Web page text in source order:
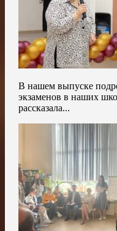
В нашем выпуске
экзаменов в наших
рассказала...